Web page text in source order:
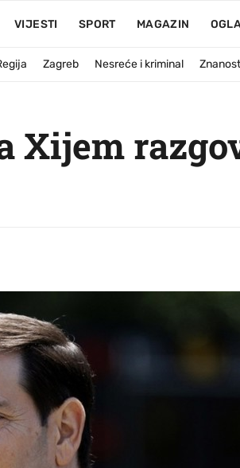
VIJESTI SPORT MAGAZIN
Zagreb Nesreće i kriminal Znanost
Xijem